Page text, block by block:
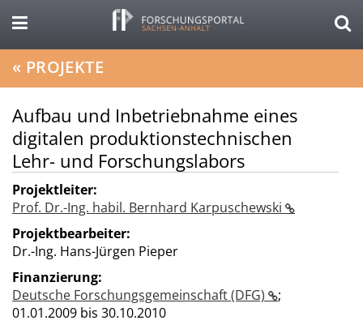
« PROJEKTE
Aufbau und Inbetriebnahme eines
digitalen produktionstechnischen
Lehr- und Forschungslabors
Projektleiter:
Prof. Dr.-Ing. habil. Bernhard Karpuschewski
Projektbearbeiter:
Dr.-Ing. Hans-Jürgen Pieper
Finanzierung:
Deutsche Forschungsgemeinschaft (DFG)
;
01.01.2009 bis 30.10.2010